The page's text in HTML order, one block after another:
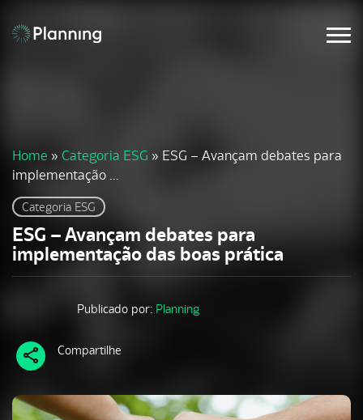
Home » Categoria ESG » ESG – Avançam debates para
implementação ...
Categoria ESG
ESG – Avançam debates para
implementação das boas prática
Publicado por: Planning
Compartilhe